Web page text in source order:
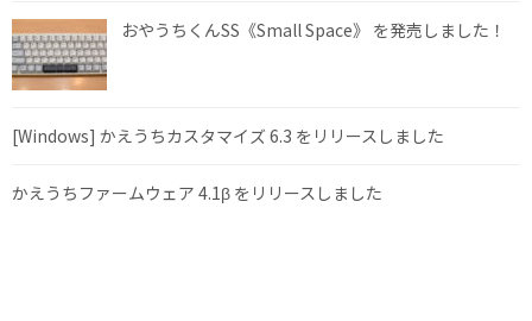
おやうちくんSS《Small Space》 を発売しました！
[Windows] かえうちカスタマイズ 6.3 をリリースしました
かえうちファームウェア 4.1β をリリースしました